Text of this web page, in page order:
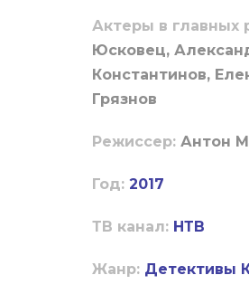
Актеры в главных
Юсковец,
Константинов,
Грязнов
Режиссер: Антон
Год: 2017
ТВ канал: НТВ
Жанр: Детективы